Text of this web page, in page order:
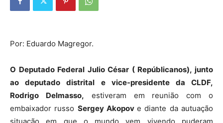
Por: Eduardo Magregor.
O Deputado Federal Julio César ( Repúblicanos), junto
ao deputado distrital e vice-presidente da CLDF,
Rodrigo Delmasso, estiveram em reunião com o
embaixador russo Sergey Akopove diante da autuação